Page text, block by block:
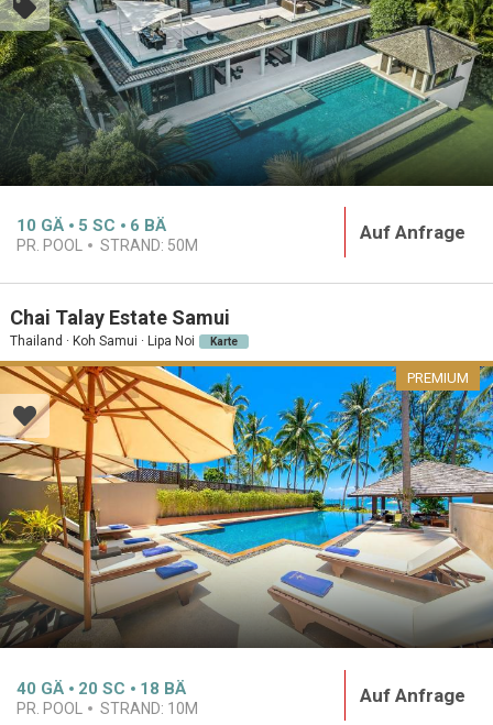
10 GÄ 5 SC 6 BÄ
PR. POOL STRAND: 50M
Auf Anfrage
Chai Talay Estate Samui
Thailand · Koh Samui · Lipa Noi Karte
PREMIUM
40 GÄ 20 SC 18 BÄ
PR. POOL STRAND: 10M
Auf Anfrage